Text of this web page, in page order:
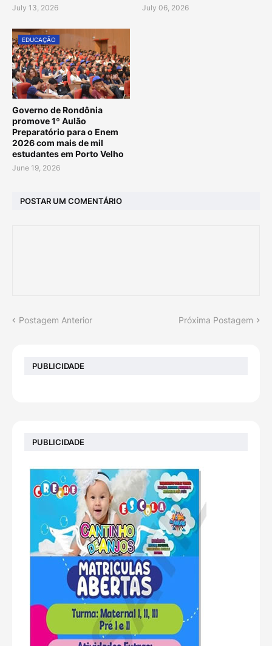
July 13, 2026 July 06, 2026
EDUCAÇÃO
Governo de Rondônia
promove 1º Aulão
Preparatório para o Enem
2026 com mais de mil
estudantes em Porto Velho
June 19, 2026
POSTAR UM COMENTÁRIO
Postagem Anterior Próxima Postagem
PUBLICIDADE
PUBLICIDADE